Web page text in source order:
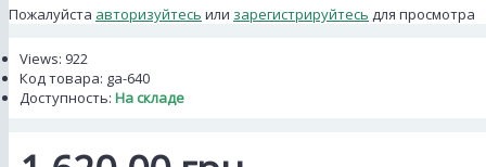
Пожалуйста авторизуйтесь или зарегистрируйтесь для просмотра
Views: 922
Код товара: ga-640
Доступность: На складе